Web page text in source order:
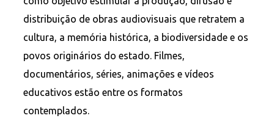
distribuição de obras audiovisuais que retratem a
cultura, a memória histórica, a biodiversidade e os
povos originários do estado. Filmes,
documentários, séries, animações e vídeos
educativos estão entre os formatos
contemplados.